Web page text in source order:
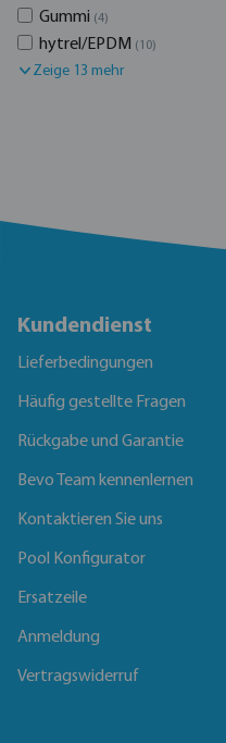
Gummi (4)
hytrel/EPDM (10)
Zeige 13 mehr
Kundendienst
Lieferbedingungen
Häufig gestellte Fragen
Rückgabe und Garantie
Bevo Team kennenlernen
Kontaktieren Sie uns
Pool Konfigurator
Ersatzeile
Anmeldung
Vertragswiderruf